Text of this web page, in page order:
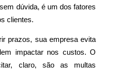
dúvida, é um dos fatores
clientes.
prazos, sua empresa evita
impactar nos custos. O
claro, são as multas